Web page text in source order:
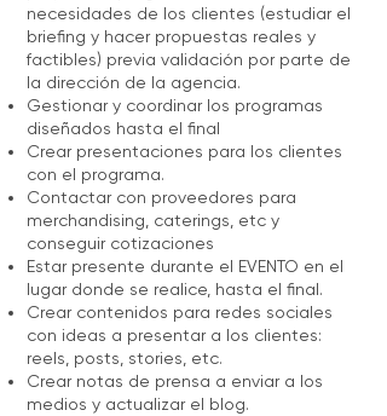
necesidades de los clientes (estudiar el
briefing y hacer propuestas reales y
factibles) previa validación por parte de
la dirección de la agencia.
Gestionar y coordinar los programas
diseñados hasta el final
Crear presentaciones para los clientes
con el programa.
Contactar con proveedores para
merchandising, caterings, etc y
conseguir cotizaciones
Estar presente durante el EVENTO en el
lugar donde se realice, hasta el final.
Crear contenidos para redes sociales
con ideas a presentar a los clientes:
reels, posts, stories, etc.
Crear notas de prensa a enviar a los
medios y actualizar el blog.